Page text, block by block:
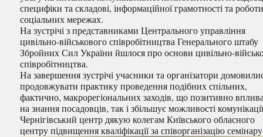
специфіки та складові, інформаційної грамотності та
соціальних мережах.
На зустрічі з представниками Центрального управління
цивільно-військового співробітництва Генерального штабу
Збройних Сил України йшлося про основи цивільно-
співробітництва.
На завершення зустрічі учасники та організатори
продовжувати практику проведення подібних спільних,
фактично, макрорегіональних заходів, що позитивно
на знання посадовців, так і збільшує можливості
Чернігівський центр дякую колегам Київського обласного
центру підвищення кваліфікації за співорганізацію семінарy